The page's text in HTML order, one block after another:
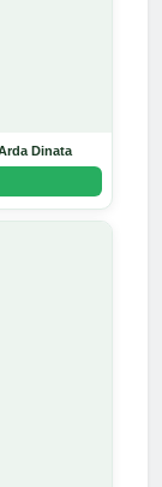
Dinata